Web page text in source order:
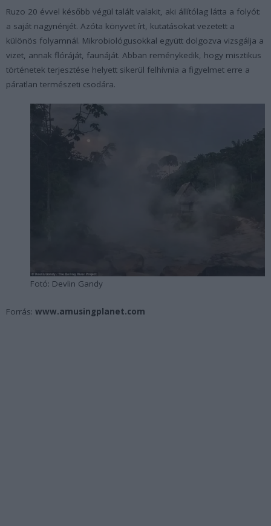
Ruzo 20 évvel később végül talált valakit, aki állítólag látta a folyót:
a saját nagynénjét. Azóta könyvet írt, kutatásokat vezetett a
különös folyamnál. Mikrobiológusokkal együtt dolgozva vizsgálja a
vizet, annak flóráját, faunáját. Abban reménykedik, hogy misztikus
történetek terjesztése helyett sikerül felhívnia a figyelmet erre a
páratlan természeti csodára.
Fotó: Devlin Gandy
Forrás: www.amusingplanet.com